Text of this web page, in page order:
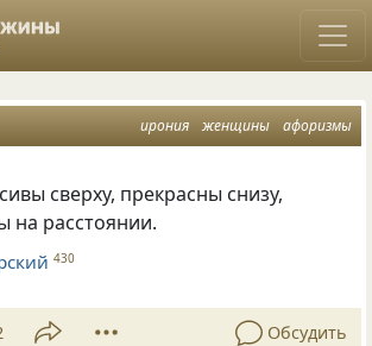
ирония женщины афоризмы
сверху, прекрасны снизу,
на расстоянии.
430
Обсудить